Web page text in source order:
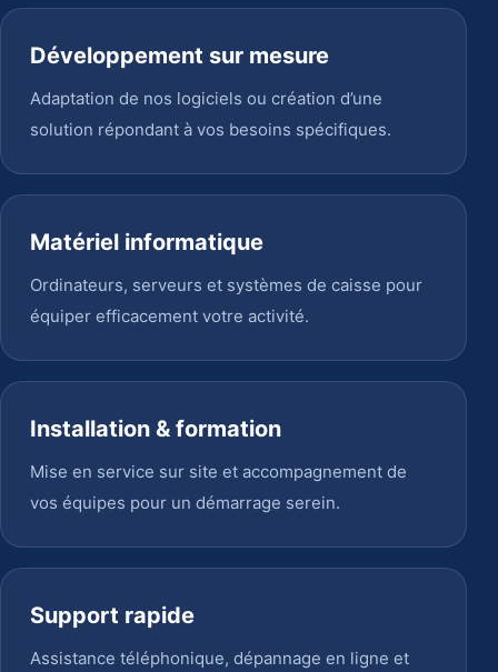
Développement sur mesure
Adaptation de nos logiciels ou création d’une
solution répondant à vos besoins spécifiques.
Matériel informatique
Ordinateurs, serveurs et systèmes de caisse pour
équiper efficacement votre activité.
Installation & formation
Mise en service sur site et accompagnement de
vos équipes pour un démarrage serein.
Support rapide
Assistance téléphonique, dépannage en ligne et